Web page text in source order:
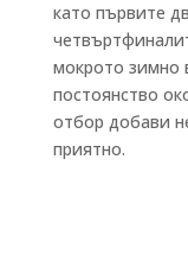
като първите
мокрото зимно
постоянство
отбор добави
приятно.